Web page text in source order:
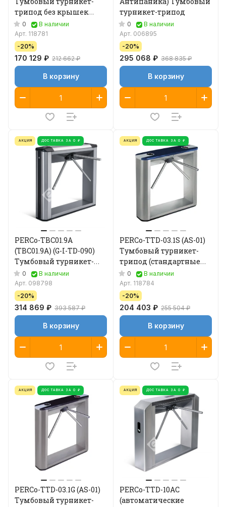
трипод без крышек
(планки Антипаника)
0
В наличии
Арт. 118781
-20%
170 129 ₽ 212 662 ₽
В корзину
турникет-трипод
0
В наличии
Арт. 006895
-20%
295 068 ₽ 368 835 ₽
В корзину
АКЦИЯ ДОСТАВКА ЗА 0 ₽
PERCo-TBC01.9А
(ТВС01.9А) (G-I-TD-090)
Тумбовый турникет-
трипод
0
В наличии
Арт. 098798
-20%
314 869 ₽ 393 587 ₽
В корзину
АКЦИЯ ДОСТАВКА ЗА 0 ₽
PERCo-TTD-03.1S (AS-01)
Тумбовый турникет-
трипод (стандартные
преграждающие
планки)
0
В наличии
Арт. 118784
-20%
204 403 ₽ 255 504 ₽
В корзину
АКЦИЯ ДОСТАВКА ЗА 0 ₽
PERCo-TTD-03.1G (AS-01)
Тумбовый турникет-
АКЦИЯ ДОСТАВКА ЗА 0 ₽
PERCo-TTD-10AC
(автоматические